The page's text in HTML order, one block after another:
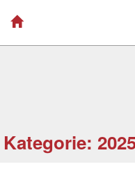
Kategorie: